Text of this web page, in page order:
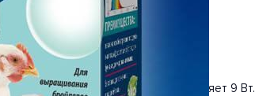
из серии «LED-A60» от
как ванная. Цвет товара серый.
Мощность одной лампы составляет 9 Вт.